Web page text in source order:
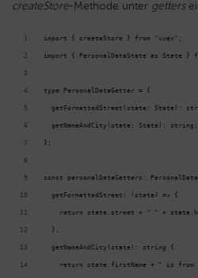
createStore-Methode unter getters
import { createStore } from "vuex";
import { PersonalDataState as State }
type PersonalDataGetter = {
getFormattedStreet(state: State):
  getNameAndCity(state: State): string;
};
const personalDataGetters:
  getFormattedStreet: (state) => {
return state.street + " " +
  },
  getNameAndCity(state): string {
return state.firstName + " is from